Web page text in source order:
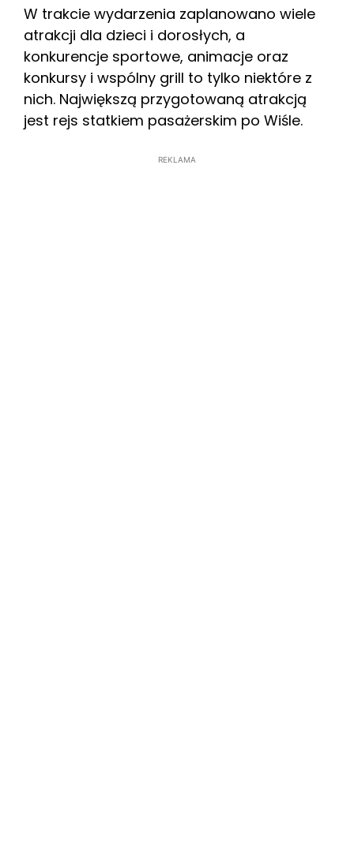
W trakcie wydarzenia zaplanowano wiele
atrakcji dla dzieci i dorosłych, a
konkurencje sportowe, animacje oraz
konkursy i wspólny grill to tylko niektóre z
nich. Największą przygotowaną atrakcją
jest rejs statkiem pasażerskim po Wiśle.
REKLAMA